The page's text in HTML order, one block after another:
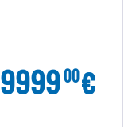
999900€